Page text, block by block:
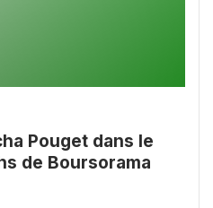
Pouget dans le
de Boursorama